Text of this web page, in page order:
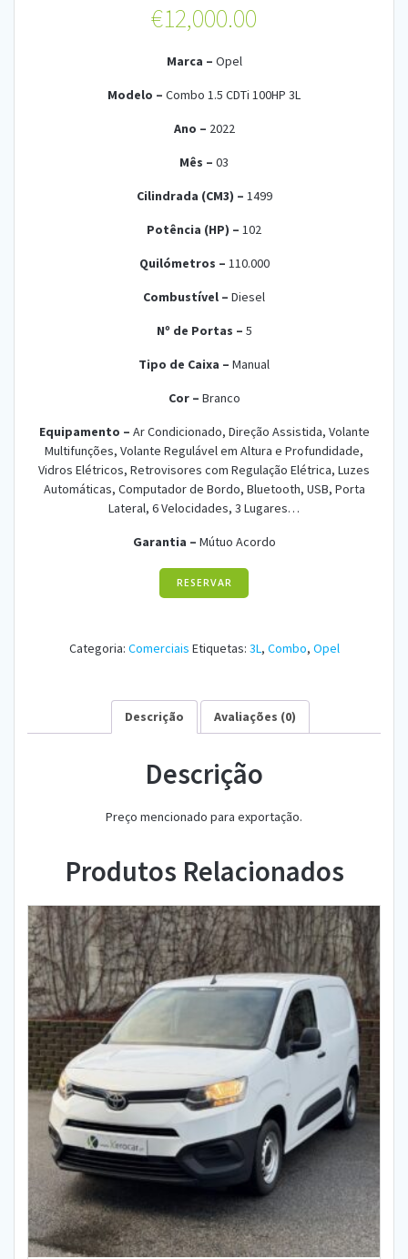
€12,000.00
Marca – Opel
Modelo – Combo 1.5 CDTi 100HP 3L
Ano – 2022
Mês – 03
Cilindrada (CM3) – 1499
Potência (HP) – 102
Quilómetros – 110.000
Combustível – Diesel
Nº de Portas – 5
Tipo de Caixa – Manual
Cor – Branco
Equipamento – Ar Condicionado, Direção Assistida, Volante
Multifunções, Volante Regulável em Altura e Profundidade,
Vidros Elétricos, Retrovisores com Regulação Elétrica, Luzes
Automáticas, Computador de Bordo, Bluetooth, USB, Porta
Lateral, 6 Velocidades, 3 Lugares…
Garantia – Mútuo Acordo
RESERVAR
Categoria: Comerciais Etiquetas: 3L, Combo, Opel
Descrição Avaliações (0)
Descrição
Preço mencionado para exportação.
Produtos Relacionados